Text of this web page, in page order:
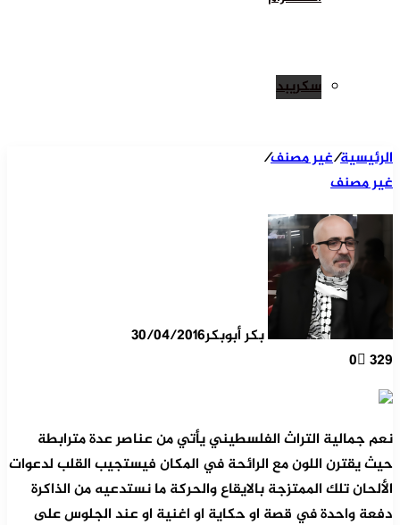
سكريبد
الرئيسية/غير مصنف/
غير مصنف
بكر أبوبكر30/04/2016
0 329
نعم جمالية التراث الفلسطيني يأتي من عناصر عدة مترابطة
حيث يقترن اللون مع الرائحة في المكان فيستجيب القلب لدعوات
الألحان تلك الممتزجة بالايقاع والحركة ما نستدعيه من الذاكرة
دفعة واحدة في قصة او حكاية او اغنية او عند الجلوس على